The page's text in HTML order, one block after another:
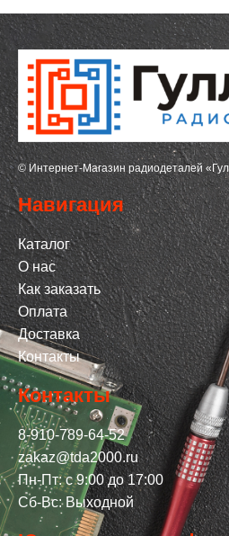
© Интернет-Магазин радиодеталей
Навигация
Каталог
О нас
Как заказать
Оплата
Доставка
Контакты
Контакты
8-910-789-64-52
zakaz@tda2000.ru
Пн-Пт: с 9:00 до 17:00
Сб-Вс: Выходной